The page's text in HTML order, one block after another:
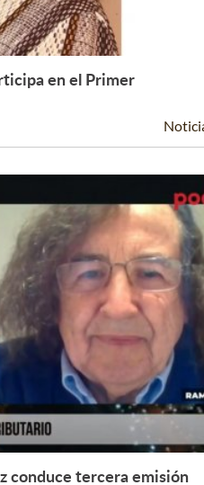
Leer Más +
en el Primer
conduce tercera emisión